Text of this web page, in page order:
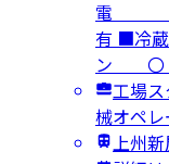
電 有
有 ■
ン 〇
工場
械オペ
上州